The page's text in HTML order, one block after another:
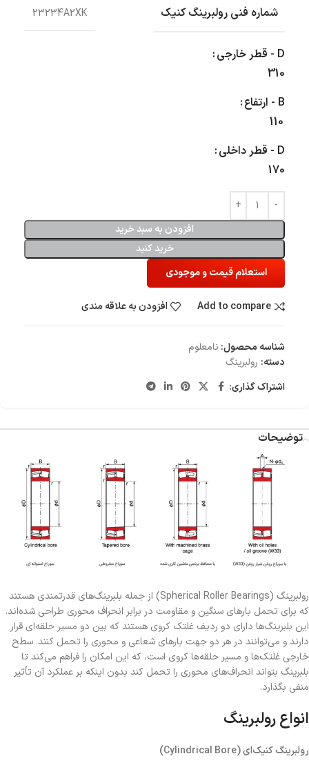
شماره فنی رولبرینگ کنیک 23234A2XK
D - قطر خارجی
310
B - ارتفاع
110
D - قطر داخلی
170
افزودن به سبد خرید
خرید کنید
استعلام قیمت و موجودی
Add to compare افزودن به علاقه مندی
شناسه محصول: نامعلوم
دسته: رولبرینگ
اشتراک گذاری:
توضیحات
رولبرینگ (Spherical Roller Bearings) از جمله بلبرینگ‌های قدرتمندی هستند
که برای تحمل بارهای سنگین و مقاومت در برابر انحراف محوری طراحی شده‌اند.
این بلبرینگ‌ها دارای دو ردیف غلتک کروی هستند که بین دو مسیر حلقه‌ای قرار
دارند و می‌توانند در هر دو جهت بارهای شعاعی و محوری را تحمل کنند. سطح
خارجی غلتک‌ها و مسیر حلقه‌ها کروی است، که این امکان را فراهم می‌کند تا
بلبرینگ بتواند انحراف‌های محوری را تحمل کند بدون اینکه بر عملکرد آن تأثیر
منفی بگذارد.
انواع رولبرینگ
رولبرینگ کنیک‌ای (Cylindrical Bore)